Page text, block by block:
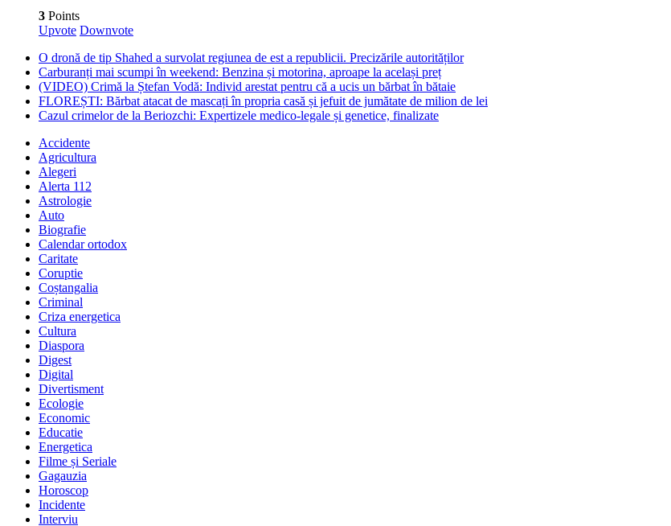
3 Points
Upvote Downvote
O dronă de tip Shahed a survolat regiunea de est a republicii. Precizările autorităților
Carburanți mai scumpi în weekend: Benzina și motorina, aproape la același preț
(VIDEO) Crimă la Ștefan Vodă: Individ arestat pentru că a ucis un bărbat în bătaie
FLOREȘTI: Bărbat atacat de mascați în propria casă și jefuit de jumătate de milion de lei
Cazul crimelor de la Beriozchi: Expertizele medico-legale și genetice, finalizate
Accidente
Agricultura
Alegeri
Alerta 112
Astrologie
Auto
Biografie
Calendar ortodox
Caritate
Coruptie
Coștangalia
Criminal
Criza energetica
Cultura
Diaspora
Digest
Digital
Divertisment
Ecologie
Economic
Educatie
Energetica
Filme și Seriale
Gagauzia
Horoscop
Incidente
Interviu